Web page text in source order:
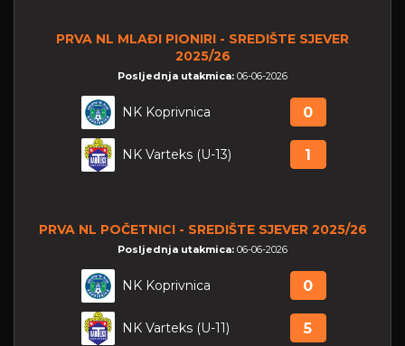
PRVA NL MLAĐI PIONIRI - SREDIŠTE SJEVER
2025/26
Posljednja utakmica: 06-06-2026
NK Koprivnica 0
NK Varteks (U-13) 1
PRVA NL POČETNICI - SREDIŠTE SJEVER 2025/26
Posljednja utakmica: 06-06-2026
NK Koprivnica 0
NK Varteks (U-11) 5